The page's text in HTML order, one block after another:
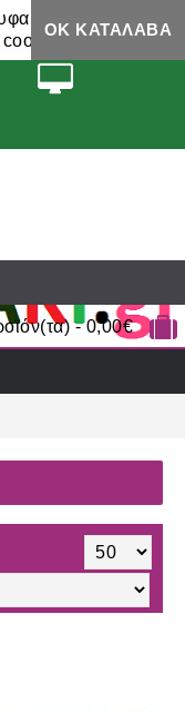
εμπειρία,
ΟΚ ΚΑΤΆΛΑΒΑ
- 0,00€